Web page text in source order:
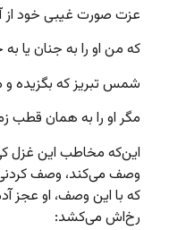
عزت صورت غیبی خود از
که من او را به جنان یا
شمس تبریز که بگزیده
مگر او را به همان قطب
این‌که مخاطب این غزل
وصف می‌کند، وصف
که با این وصف، او عجز
رخ‌اش می‌کشد: